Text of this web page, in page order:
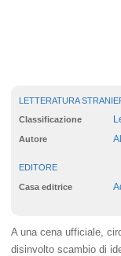
LETTERATURA
Classificazione
Autore
EDITORE
Casa editrice
A una cena ufficiale,
disinvolto scambio di